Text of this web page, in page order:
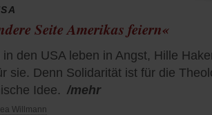
Seite Amerikas feiern«
den USA leben in Angst, Hille
sie. Denn Solidarität ist für die
Idee. /mehr
Willmann